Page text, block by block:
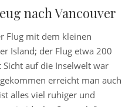
nach Vancouver
Flug mit dem kleinen
Island; der Flug etwa 200
auf die Inselwelt war
erreicht man auch
alles viel ruhiger und